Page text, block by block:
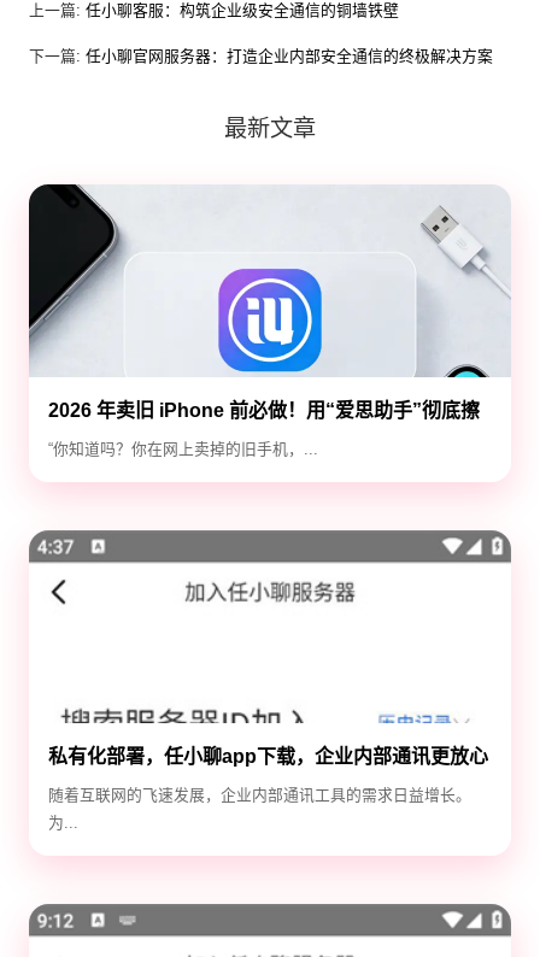
上一篇: 任小聊客服：构筑企业级安全通信的铜墙铁壁
下一篇: 任小聊官网服务器：打造企业内部安全通信的终极解决方案
最新文章
2026 年卖旧 iPhone 前必做！用“爱思助手”彻底擦
除隐私，防止数据泄露
“你知道吗？你在网上卖掉的旧手机，...
私有化部署，任小聊app下载，企业内部通讯更放心
随着互联网的飞速发展，企业内部通讯工具的需求日益增长。
为...